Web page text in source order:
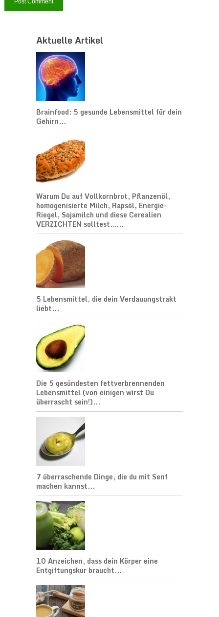
Aktuelle Artikel
Brainfood: 5 gesunde Lebensmittel für dein
Gehirn...
Warum Du auf Vollkornbrot, Pflanzenöl,
homogenisierte Milch, Rapsöl, Energie-
Riegel, Sojamilch und diese Cerealien
VERZICHTEN solltest…...
5 Lebensmittel, die dein Verdauungstrakt
liebt...
Die 5 gesündesten fettverbrennenden
Lebensmittel (von einigen wirst Du
überrascht sein!)...
7 überraschende Dinge, die du mit Senf
machen kannst...
10 Anzeichen, dass dein Körper eine
Entgiftungskur braucht...